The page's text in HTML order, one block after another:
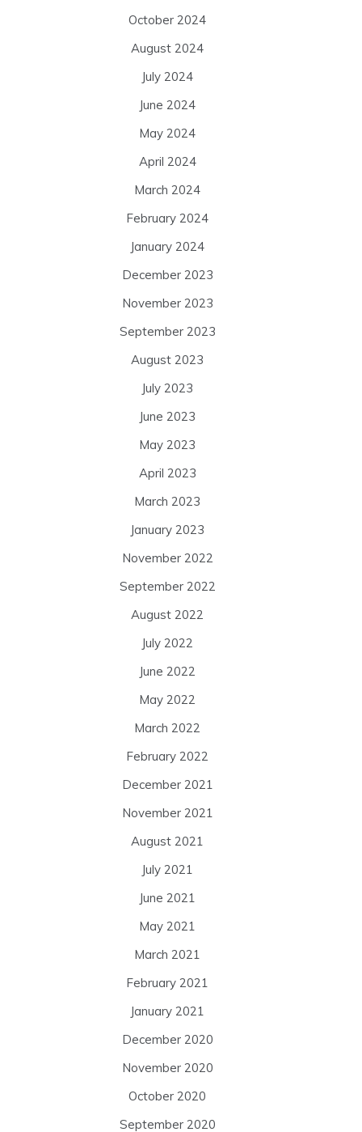
October 2024
August 2024
July 2024
June 2024
May 2024
April 2024
March 2024
February 2024
January 2024
December 2023
November 2023
September 2023
August 2023
July 2023
June 2023
May 2023
April 2023
March 2023
January 2023
November 2022
September 2022
August 2022
July 2022
June 2022
May 2022
March 2022
February 2022
December 2021
November 2021
August 2021
July 2021
June 2021
May 2021
March 2021
February 2021
January 2021
December 2020
November 2020
October 2020
September 2020